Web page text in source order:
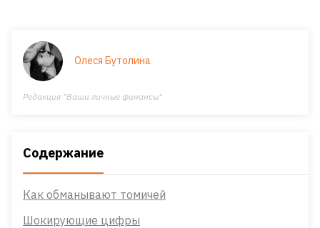
Олеся Бутолина
Редакция "Ваши личные финансы"
Содержание
Как обманывают томичей
Шокирующие цифры